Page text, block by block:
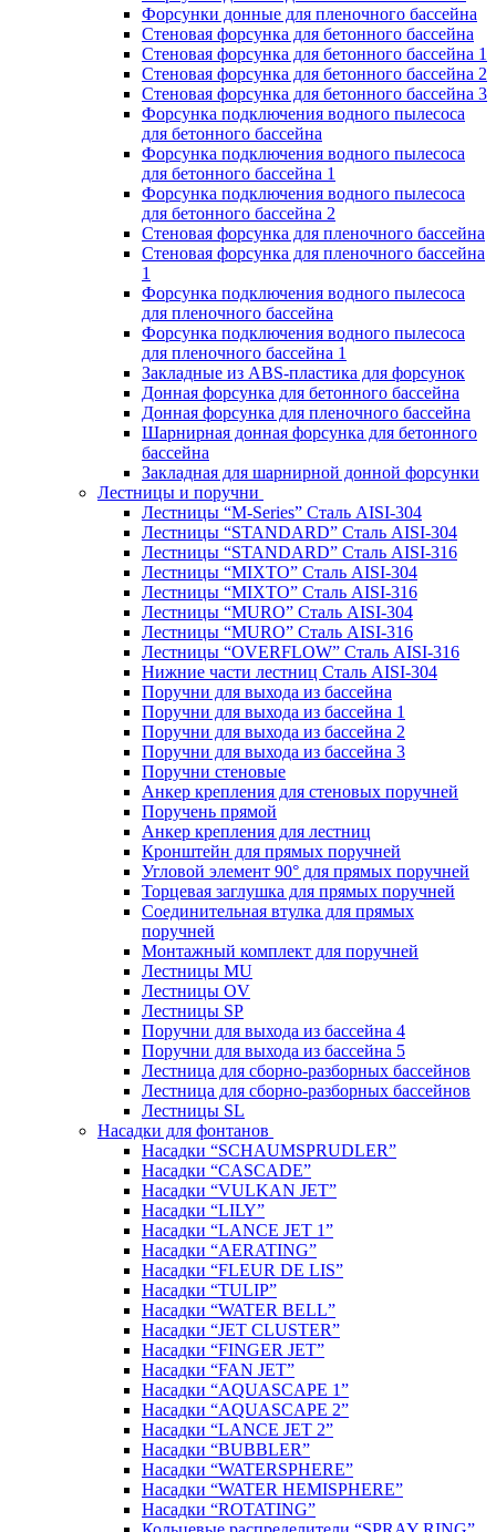
Форсунки донные для пленочного бассейна
Стеновая форсунка для бетонного бассейна
Стеновая форсунка для бетонного бассейна 1
Стеновая форсунка для бетонного бассейна 2
Стеновая форсунка для бетонного бассейна 3
Форсунка подключения водного пылесоса
для бетонного бассейна
Форсунка подключения водного пылесоса
для бетонного бассейна 1
Форсунка подключения водного пылесоса
для бетонного бассейна 2
Стеновая форсунка для пленочного бассейна
Стеновая форсунка для пленочного бассейна
1
Форсунка подключения водного пылесоса
для пленочного бассейна
Форсунка подключения водного пылесоса
для пленочного бассейна 1
Закладные из ABS-пластика для форсунок
Донная форсунка для бетонного бассейна
Донная форсунка для пленочного бассейна
Шарнирная донная форсунка для бетонного
бассейна
Закладная для шарнирной донной форсунки
Лестницы и поручни
Лестницы “M-Series” Сталь AISI-304
Лестницы “STANDARD” Сталь AISI-304
Лестницы “STANDARD” Сталь AISI-316
Лестницы “MIXTO” Сталь AISI-304
Лестницы “MIXTO” Сталь AISI-316
Лестницы “MURO” Сталь AISI-304
Лестницы “MURO” Сталь AISI-316
Лестницы “OVERFLOW” Сталь AISI-316
Нижние части лестниц Сталь AISI-304
Поручни для выхода из бассейна
Поручни для выхода из бассейна 1
Поручни для выхода из бассейна 2
Поручни для выхода из бассейна 3
Поручни стеновые
Анкер крепления для стеновых поручней
Поручень прямой
Анкер крепления для лестниц
Кронштейн для прямых поручней
Угловой элемент 90° для прямых поручней
Торцевая заглушка для прямых поручней
Соединительная втулка для прямых
поручней
Монтажный комплект для поручней
Лестницы MU
Лестницы OV
Лестницы SP
Поручни для выхода из бассейна 4
Поручни для выхода из бассейна 5
Лестница для сборно-разборных бассейнов
Лестница для сборно-разборных бассейнов
Лестницы SL
Насадки для фонтанов
Насадки “SCHAUMSPRUDLER”
Насадки “CASCADE”
Насадки “VULKAN JET”
Насадки “LILY”
Насадки “LANCE JET 1”
Насадки “AERATING”
Насадки “FLEUR DE LIS”
Насадки “TULIP”
Насадки “WATER BELL”
Насадки “JET CLUSTER”
Насадки “FINGER JET”
Насадки “FAN JET”
Насадки “AQUASCAPE 1”
Насадки “AQUASCAPE 2”
Насадки “LANCE JET 2”
Насадки “BUBBLER”
Насадки “WATERSPHERE”
Насадки “WATER HEMISPHERE”
Насадки “ROTATING”